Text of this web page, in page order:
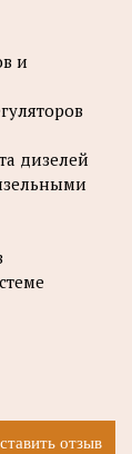
и
дизелей
отзыв